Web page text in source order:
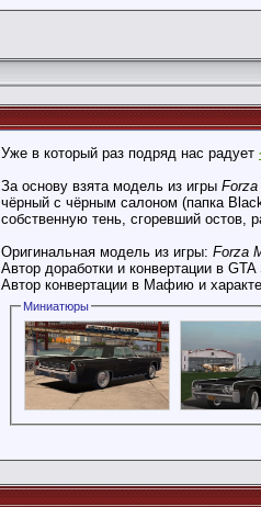
Уже в который раз подряд нас радует
За основу взята модель из игры
чёрный с чёрным салоном (папка
собственную тень, сгоревший остов,
Оригинальная модель из игры: Forza
Автор доработки и конвертации в GTA
Автор конвертации в Мафию и
Миниатюры